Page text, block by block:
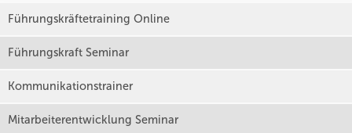
Führungskräftetraining Online
Führungskraft Seminar
Kommunikationstrainer
Mitarbeiterentwicklung Seminar